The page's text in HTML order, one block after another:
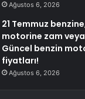
Ağustos 6, 2026
21 Temmuz
motorine zam
Güncel benzin
fiyatları!
Ağustos 6, 2026